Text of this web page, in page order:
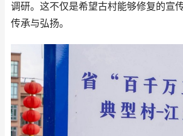
调研。这不仅是希望古村能够修复的宣
传承与弘扬。